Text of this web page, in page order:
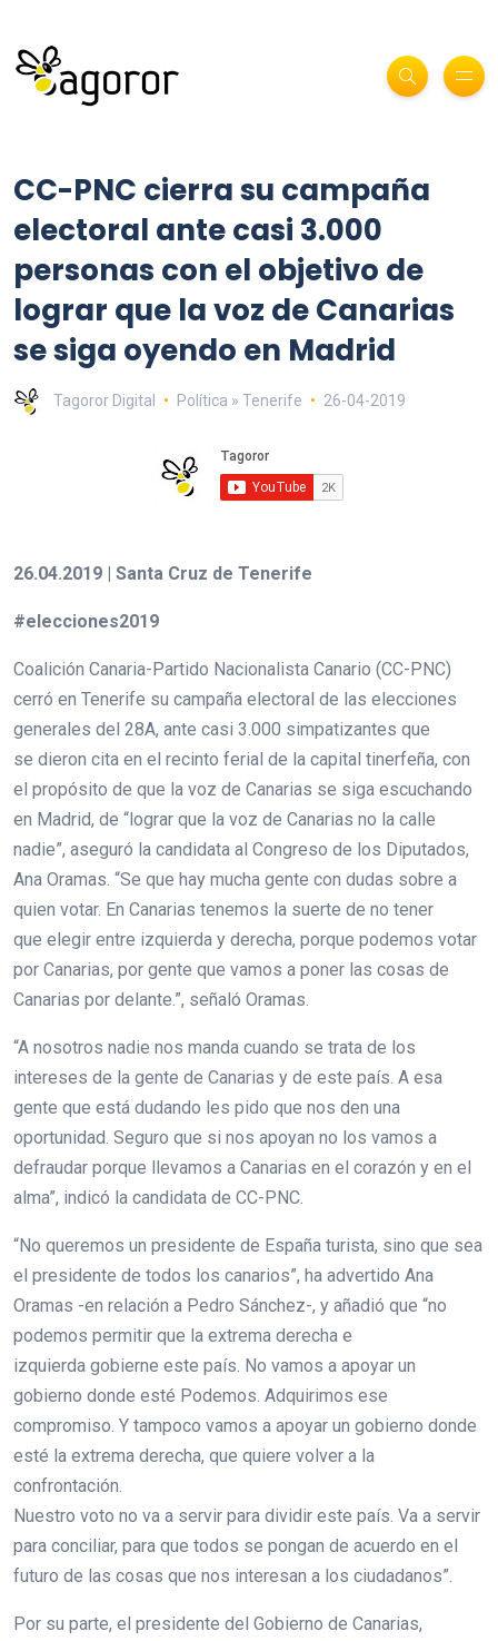
CC-PNC cierra su campaña
electoral ante casi 3.000
personas con el objetivo de
lograr que la voz de Canarias
se siga oyendo en Madrid
Tagoror Digital Política » Tenerife 26-04-2019
26.04.2019 | Santa Cruz de Tenerife
#elecciones2019
Coalición Canaria-Partido Nacionalista Canario (CC-PNC)
cerró en Tenerife su campaña electoral de las elecciones
generales del 28A, ante casi 3.000 simpatizantes que
se dieron cita en el recinto ferial de la capital tinerfeña, con
el propósito de que la voz de Canarias se siga escuchando
en Madrid, de “lograr que la voz de Canarias no la calle
nadie”, aseguró la candidata al Congreso de los Diputados,
Ana Oramas. “Se que hay mucha gente con dudas sobre a
quien votar. En Canarias tenemos la suerte de no tener
que elegir entre izquierda y derecha, porque podemos votar
por Canarias, por gente que vamos a poner las cosas de
Canarias por delante.”, señaló Oramas.
“A nosotros nadie nos manda cuando se trata de los
intereses de la gente de Canarias y de este país. A esa
gente que está dudando les pido que nos den una
oportunidad. Seguro que si nos apoyan no los vamos a
defraudar porque llevamos a Canarias en el corazón y en el
alma”, indicó la candidata de CC-PNC.
“No queremos un presidente de España turista, sino que sea
el presidente de todos los canarios”, ha advertido Ana
Oramas -en relación a Pedro Sánchez-, y añadió que “no
podemos permitir que la extrema derecha e
izquierda gobierne este país. No vamos a apoyar un
gobierno donde esté Podemos. Adquirimos ese
compromiso. Y tampoco vamos a apoyar un gobierno donde
esté la extrema derecha, que quiere volver a la
confrontación.
Nuestro voto no va a servir para dividir este país. Va a servir
para conciliar, para que todos se pongan de acuerdo en el
futuro de las cosas que nos interesan a los ciudadanos”.
Por su parte, el presidente del Gobierno de Canarias,